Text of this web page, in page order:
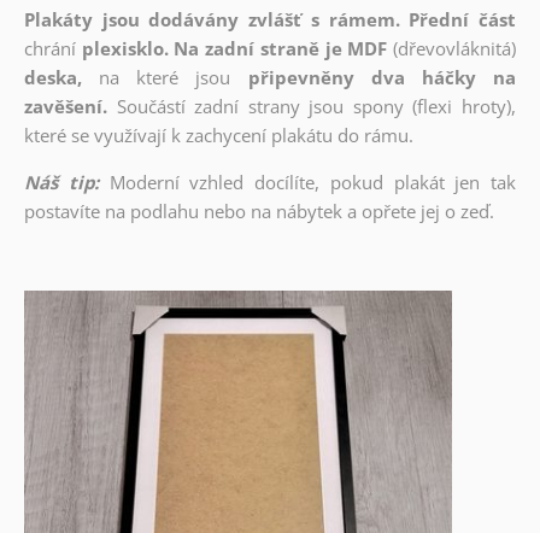
Plakáty jsou dodávány zvlášť s rámem. Přední část
chrání plexisklo. Na zadní straně je MDF (dřevovláknitá)
deska,
na které jsou
připevněny dva háčky na
zavěšení. Součástí zadní strany jsou spony (flexi hroty),
které se využívají k zachycení plakátu do rámu.
Náš tip: Moderní vzhled docílíte, pokud plakát jen tak
postavíte na podlahu nebo na nábytek a opřete jej o zeď.